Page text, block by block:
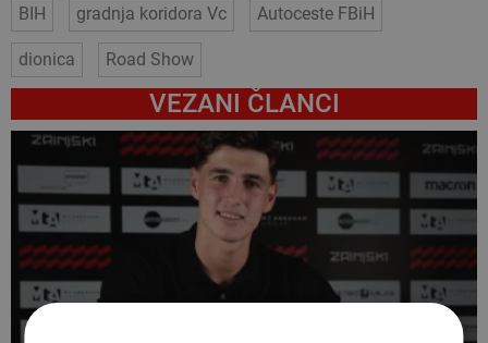
BIH gradnja koridora Vc Autoceste FBiH
dionica Road Show
VEZANI ČLANCI